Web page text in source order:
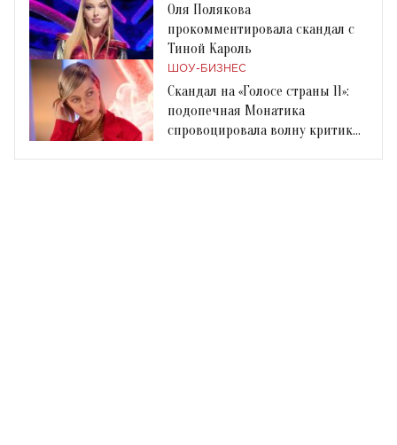
Оля Полякова
прокомментировала скандал с
Тиной Кароль
ШОУ-БИЗНЕС
Скандал на «Голосе страны 11»:
подопечная Монатика
спровоцировала волну критики